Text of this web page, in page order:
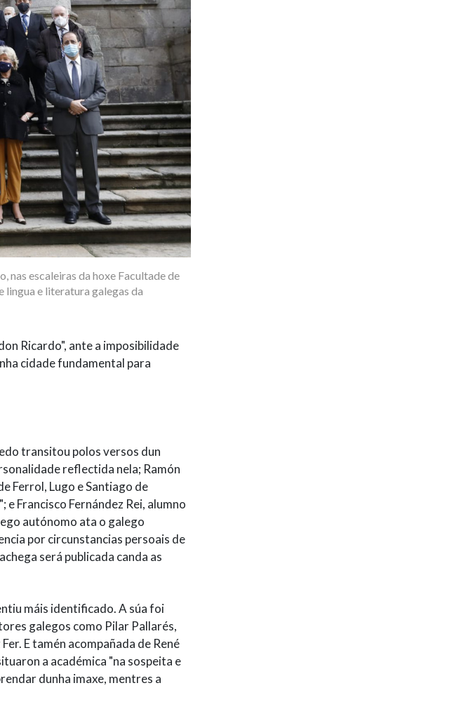
nas escaleiras da hoxe Facultade de
lingua e literatura galegas da
Ricardo", ante a imposibilidade
cidade fundamental para
transitou polos versos dun
reflectida nela; Ramón
Ferrol, Lugo e Santiago de
Francisco Fernández Rei, alumno
autónomo ata o galego
por circunstancias persoais de
será publicada canda as
máis identificado. A súa foi
galegos como Pilar Pallarés,
E tamén acompañada de René
a académica "na sospeita e
dunha imaxe, mentres a